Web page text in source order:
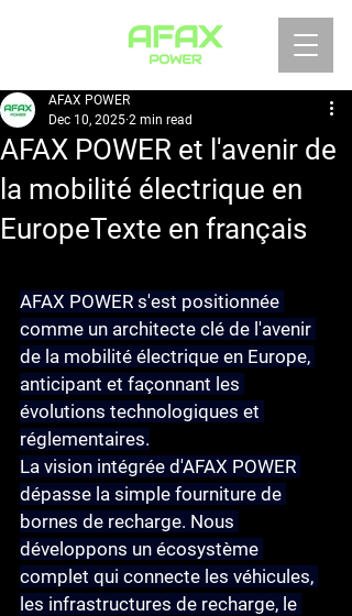
AFAX POWER et l'avenir de
la mobilité électrique en
EuropeTexte en français
AFAX POWER
Dec 10, 2025 2 min read
AFAX POWER s'est positionnée
comme un architecte clé de l'avenir
de la mobilité électrique en Europe,
anticipant et façonnant les
évolutions technologiques et
réglementaires.
La vision intégrée d'AFAX POWER
dépasse la simple fourniture de
bornes de recharge. Nous
développons un écosystème
complet qui connecte les véhicules,
les infrastructures de recharge, le